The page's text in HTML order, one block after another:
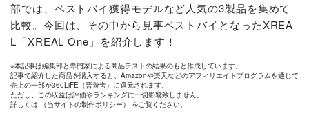
部では、ベストバイ獲得モデルなど人気の3製品を集めて
比較。今回は、その中から見事ベストバイとなったXREA
L「XREAL One」を紹介します！
※本記事は編集部と専門家による商品テストの結果のもと作成しています。
記事で紹介した商品を購入すると、Amazonや楽天などのアフィリエイトプログラムを通じて
売上の一部が360LiFE（晋遊舎）に還元されます。
ただし、この収益は評価やランキングに一切影響致しません。
詳しくは
（当サイトの制作ポリシー） をご覧ください。